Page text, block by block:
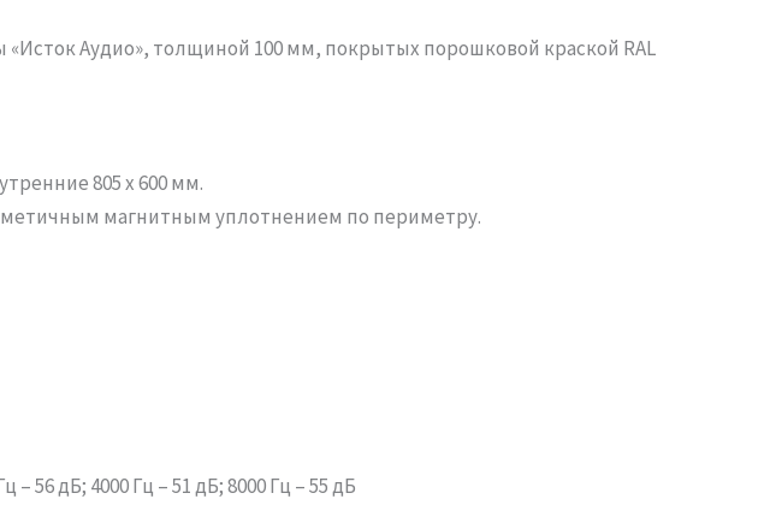
Аудио», толщиной 100 мм, покрытых порошковой краской RAL
805 х 600 мм.
магнитным уплотнением по периметру.
– 56 дБ; 4000 Гц – 51 дБ; 8000 Гц – 55 дБ